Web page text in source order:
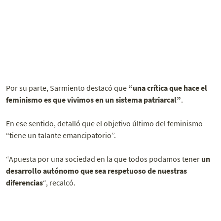
Por su parte, Sarmiento destacó que “una crítica que hace el
feminismo es que vivimos en un sistema patriarcal”.
En ese sentido, detalló que el objetivo último del feminismo
“tiene un talante emancipatorio”.
“Apuesta por una sociedad en la que todos podamos tener un
desarrollo autónomo que sea respetuoso de nuestras
diferencias“, recalcó.